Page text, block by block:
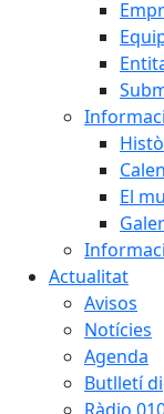
El
Actualitat
Avisos
Notícies
Agenda
Butlletí